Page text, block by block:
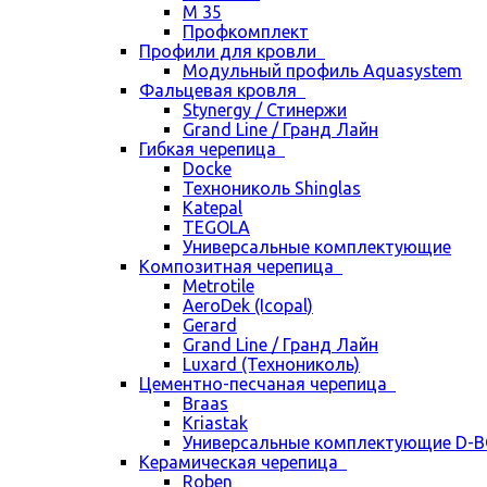
М 35
Профкомплект
Профили для кровли
Модульный профиль Aquasystem
Фальцевая кровля
Stynergy / Стинержи
Grand Line / Гранд Лайн
Гибкая черепица
Docke
Технониколь Shinglas
Katepal
TEGOLA
Универсальные комплектующие
Композитная черепица
Metrotile
AeroDek (Icopal)
Gerard
Grand Line / Гранд Лайн
Luxard (Технониколь)
Цементно-песчаная черепица
Braas
Kriastak
Универсальные комплектующие D-
Керамическая черепица
Roben